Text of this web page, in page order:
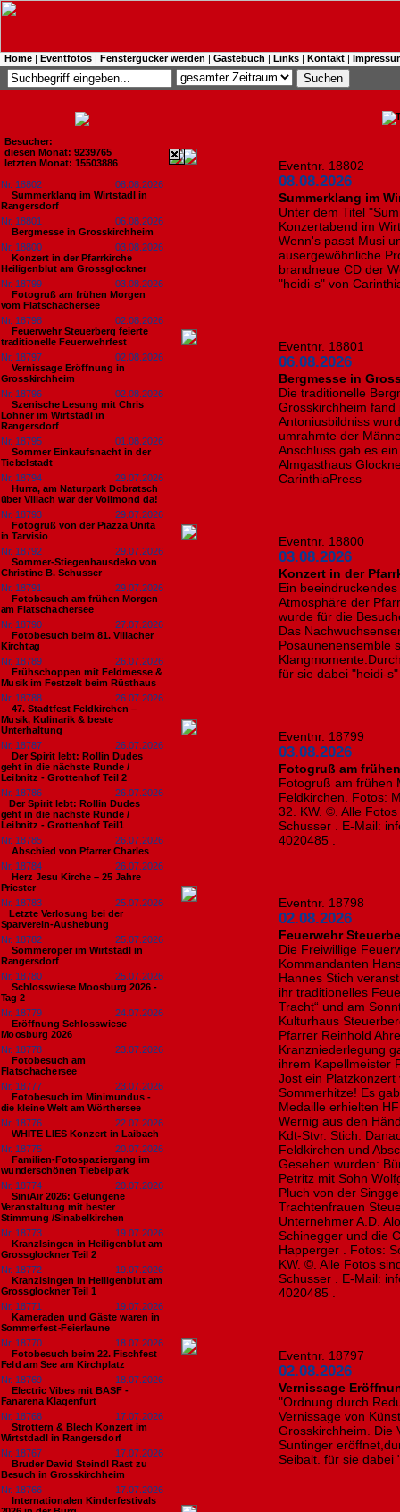
Home | Eventfotos | Fenstergucker werden | Gästebuch | Links | Kontakt |
Besucher:
diesen Monat: 9239765
letzten Monat: 15503886
Nr. 18802
08.08.2026
Summerklang im Wirtstadl in
Rangersdorf
Nr. 18801
06.08.2026
Bergmesse in Grosskirchheim
Nr. 18800
03.08.2026
Konzert in der Pfarrkirche
Heiligenblut am Grossglockner
Nr. 18799
03.08.2026
Fotogruß am frühen Morgen
vom Flatschachersee
Nr. 18798
02.08.2026
Feuerwehr Steuerberg feierte
traditionelle Feuerwehrfest
Nr. 18797
02.08.2026
Vernissage Eröffnung in
Grosskirchheim
Nr. 18796
02.08.2026
Szenische Lesung mit Chris
Lohner im Wirtstadl in
Rangersdorf
Nr. 18795
01.08.2026
Sommer Einkaufsnacht in der
Tiebelstadt
Nr. 18794
29.07.2026
Hurra, am Naturpark Dobratsch
über Villach war der Vollmond da!
Nr. 18793
29.07.2026
Fotogruß von der Piazza Unita
in Tarvisio
Nr. 18792
29.07.2026
Sommer-Stiegenhausdeko von
Christine B. Schusser
Nr. 18791
29.07.2026
Fotobesuch am frühen Morgen
am Flatschachersee
Nr. 18790
27.07.2026
Fotobesuch beim 81. Villacher
Kirchtag
Nr. 18789
26.07.2026
Frühschoppen mit Feldmesse &
Musik im Festzelt beim Rüsthaus
Nr. 18788
26.07.2026
47. Stadtfest Feldkirchen –
Musik, Kulinarik & beste
Unterhaltung
Nr. 18787
26.07.2026
Der Spirit lebt: Rollin Dudes
geht in die nächste Runde /
Leibnitz - Grottenhof Teil 2
Nr. 18786
26.07.2026
​Der Spirit lebt: Rollin Dudes
geht in die nächste Runde /
Leibnitz - Grottenhof Teil1
Nr. 18785
26.07.2026
Abschied von Pfarrer Charles
Nr. 18784
26.07.2026
Herz Jesu Kirche – 25 Jahre
Priester
Nr. 18783
25.07.2026
​Letzte Verlosung bei der
Sparverein-Aushebung
Nr. 18782
25.07.2026
Sommeroper im Wirtstadl in
Rangersdorf
Nr. 18780
25.07.2026
Schlosswiese Moosburg 2026 -
Tag 2
Nr. 18779
24.07.2026
Eröffnung Schlosswiese
Moosburg 2026
Nr. 18778
23.07.2026
Fotobesuch am
Flatschachersee
Nr. 18777
23.07.2026
Fotobesuch im Minimundus -
die kleine Welt am Wörthersee
Nr. 18776
22.07.2026
WHITE LIES Konzert in Laibach
Nr. 18775
20.07.2026
Familien-Fotospaziergang im
wunderschönen Tiebelpark
Nr. 18774
20.07.2026
SiniAir 2026: Gelungene
Veranstaltung mit bester
Stimmung /Sinabelkirchen
Nr. 18773
19.07.2026
Kranzlsingen in Heiligenblut am
Grossglockner Teil 2
Nr. 18772
19.07.2026
Kranzlsingen in Heiligenblut am
Grossglockner Teil 1
Nr. 18771
19.07.2026
Kameraden und Gäste waren in
Sommerfest-Feierlaune
Nr. 18770
18.07.2026
Fotobesuch beim 22. Fischfest
Feld am See am Kirchplatz
Nr. 18769
18.07.2026
Electric Vibes mit BASF -
Fanarena Klagenfurt
Nr. 18768
17.07.2026
Strottern & Blech Konzert im
Wirtstdadl in Rangersdorf
Nr. 18767
17.07.2026
Bruder David Steindl Rast zu
Besuch in Grosskirchheim
Nr. 18766
17.07.2026
Internationalen Kinderfestivals
Eventnr. 18802
08.08.2026
Summerklang im
Unter dem Titel
Konzertabend im
Wenn's passt Musi
ausergewöhnliche
brandneue CD der
"heidi-s" von
Eventnr. 18801
06.08.2026
Bergmesse in
Die traditionelle
Grosskirchheim
Antoniusbildniss
umrahmte der
Anschluss gab es
Almgasthaus
CarinthiaPress
Eventnr. 18800
03.08.2026
Konzert in der
Ein
Atmosphäre der
wurde für die
Das
Posaunenensemble
für sie dabei "heidi-
Eventnr. 18799
03.08.2026
Fotogruß am
Fotogruß am frühen
Feldkirchen. Fotos:
32. KW. ©. Alle
Schusser . E-Mail:
4020485 .
Eventnr. 18798
02.08.2026
Feuerwehr
Die Freiwillige
Kommandanten
Hannes Stich
ihr traditionelles
Tracht“ und am
Kulturhaus
Pfarrer Reinhold
Kranzniederlegung
ihrem Kapellmeister
Jost ein
Sommerhitze! Es
Medaille erhielten
Wernig aus den
Kdt-Stvr. Stich.
Feldkirchen und
Gesehen wurden:
Petritz mit Sohn
Pluch von der
Trachtenfrauen
Unternehmer A.D.
Schinegger und die
Happerger . Fotos:
KW. ©. Alle Fotos
Schusser . E-Mail:
4020485 .
Eventnr. 18797
02.08.2026
Vernissage
"Ordnung durch
Vernissage von
Grosskirchheim. Die
Suntinger
Seibalt. für sie dabei